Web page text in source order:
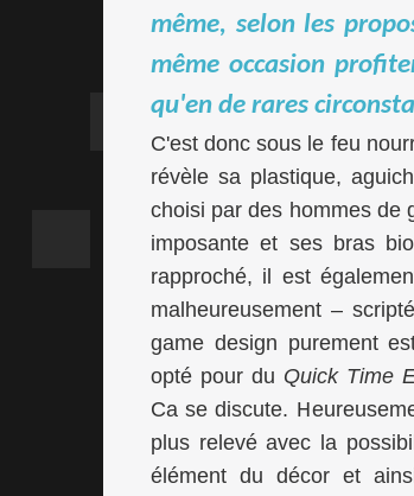
même, selon les
même occasion
qu'en de rares
C'est donc sous le feu
révèle sa plastique,
choisi par des hommes de
imposante et ses bras
rapproché, il est
malheureusement –
game design purement
opté pour du Quick Time
Ca se discute.
plus relevé avec la
élément du décor et